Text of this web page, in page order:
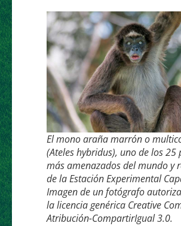
El mono araña marrón o
(Ateles hybridus), uno de los 25
más amenazados del mundo y
de la Estación Experimental
Imagen de un fotógrafo
la licencia genérica Creative
Atribución-CompartirIgual 3.0.